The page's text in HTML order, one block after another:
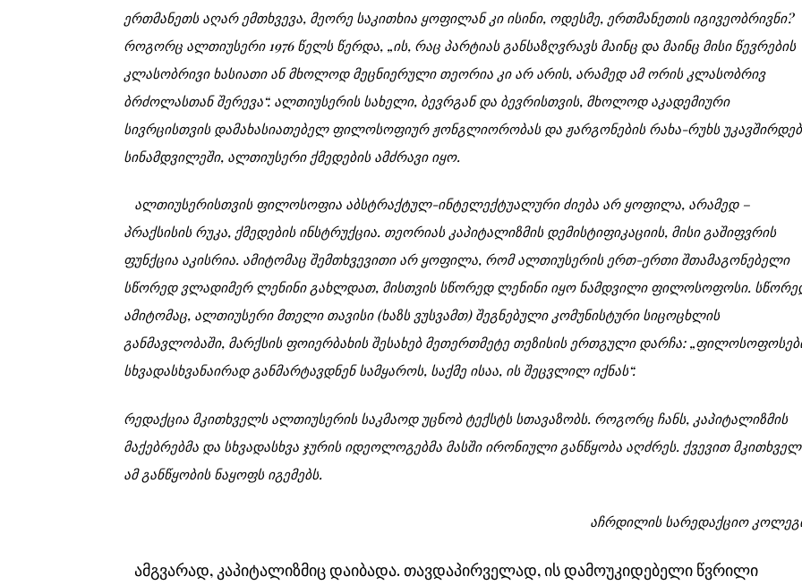
ერთმანეთს აღარ ემთხვევა, მეორე საკითხია ყოფილან კი ისინი, ოდესმე, ერთმანეთის იგივეობრივნი?
როგორც ალთიუსერი 1976 წელს წერდა, „ის, რაც პარტიას განსაზღვრავს მაინც და მაინც მისი წევრების
კლასობრივი ხასიათი ან მხოლოდ მეცნიერული თეორია კი არ არის, არამედ ამ ორის კლასობრივ
ბრძოლასთან შერევა“. ალთიუსერის სახელი, ბევრგან და ბევრისთვის, მხოლოდ აკადემიური
სივრცისთვის დამახასიათებელ ფილოსოფიურ ჟონგლიორობას და ჟარგონების რახა-რუხს
სინამდვილეში, ალთიუსერი ქმედების ამძრავი იყო.
ალთიუსერისთვის ფილოსოფია აბსტრაქტულ-ინტელექტუალური ძიება არ ყოფილა, არამედ –
პრაქსისის რუკა, ქმედების ინსტრუქცია. თეორიას კაპიტალიზმის დემისტიფიკაციის, მისი გაშიფვრის
ფუნქცია აკისრია. ამიტომაც შემთხვევითი არ ყოფილა, რომ ალთიუსერის ერთ-ერთი შთამაგონებელი
სწორედ ვლადიმერ ლენინი გახლდათ, მისთვის სწორედ ლენინი იყო ნამდვილი ფილოსოფოსი.
ამიტომაც, ალთიუსერი მთელი თავისი (ხაზს ვუსვამთ) შეგნებული კომუნისტური სიცოცხლის
განმავლობაში, მარქსის ფოიერბახის შესახებ მეთერთმეტე თეზისის ერთგული დარჩა:
სხვადასხვანაირად განმარტავდნენ სამყაროს, საქმე ისაა, ის შეცვლილ იქნას“.
რედაქცია მკითხველს ალთიუსერის საკმაოდ უცნობ ტექსტს სთავაზობს. როგორც ჩანს, კაპიტალიზმის
მაქებრებმა და სხვადასხვა ჯურის იდეოლოგებმა მასში ირონიული განწყობა აღძრეს. ქვევით
ამ განწყობის ნაყოფს იგემებს.
აჩრდილის სარედაქციო
ამგვარად, კაპიტალიზმიც დაიბადა. თავდაპირველად, ის დამოუკიდებელი წვრილი